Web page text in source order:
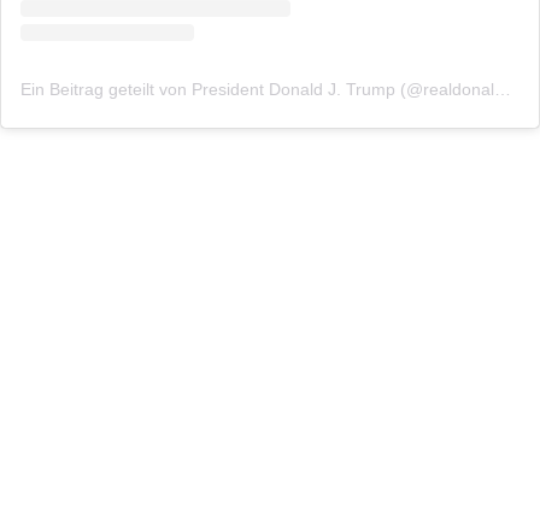
Ein Beitrag geteilt von President Donald J. Trump (@realdonaldtrump)